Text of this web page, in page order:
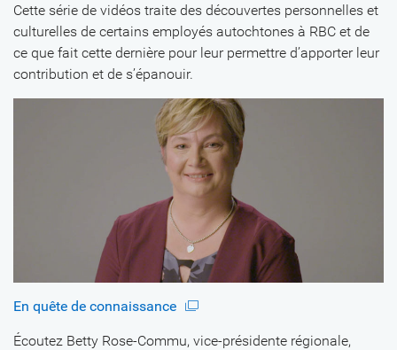
Cette série de vidéos traite des découvertes personnelles et
culturelles de certains employés autochtones à RBC et de
ce que fait cette dernière pour leur permettre d’apporter leur
contribution et de s’épanouir.
En quête de connaissance
Écoutez Betty Rose-Commu, vice-présidente régionale,